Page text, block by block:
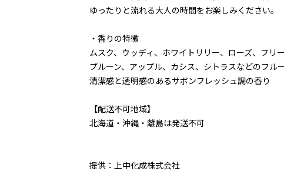
ゆったりと流れる大人の時間をお楽しみください。
・香りの特徴
ムスク、ウッディ、ホワイトリリー、ローズ、フリ
プルーン、アップル、カシス、シトラスなどのフル
清潔感と透明感のあるサボンフレッシュ調の香り
【配送不可地域】
北海道・沖縄・離島は発送不可
提供：上中化成株式会社